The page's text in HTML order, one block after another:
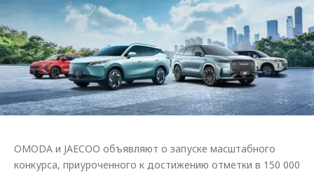
Страхование
Кредитный калькулятор
Аксессуары
Одежда и сувениры
Оригинальные аксессуары
Трейд-ин
Руководства по эксплуатации
Клиентская поддержка
O&J Автоклуб
Клуб владельцев OMODA
Приложение O&J
Одежда и сувениры
Обратная связь
OMODA и JAECOO объявляют о запуске масштабного
конкурса, приуроченного к достижению отметки в 150 000